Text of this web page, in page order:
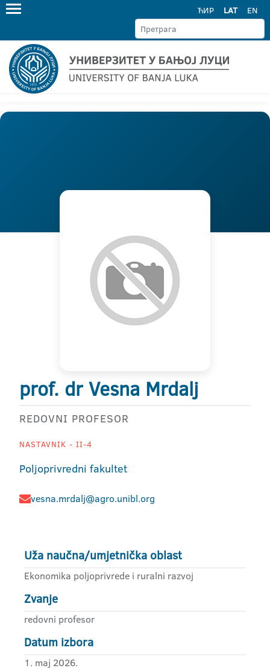
ЋИР LAT EN
prof. dr Vesna Mrdalj
REDOVNI PROFESOR
NASTAVNIK - II-4
Poljoprivredni fakultet
vesna.mrdalj@agro.unibl.org
Uža naučna/umjetnička oblast
Ekonomika poljoprivrede i ruralni razvoj
Zvanje
redovni profesor
Datum izbora
1. maj 2026.